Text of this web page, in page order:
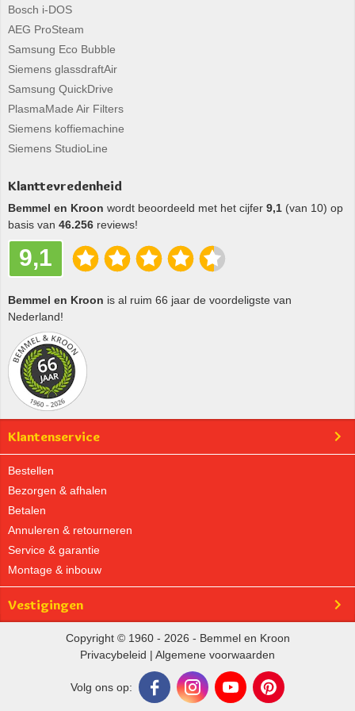
Bosch i-DOS
AEG ProSteam
Samsung Eco Bubble
Siemens glassdraftAir
Samsung QuickDrive
PlasmaMade Air Filters
Siemens koffiemachine
Siemens StudioLine
Klanttevredenheid
Bemmel en Kroon wordt beoordeeld met het cijfer 9,1 (van 10) op
basis van 46.256 reviews!
9,1
Bemmel en Kroon is al ruim 66 jaar de voordeligste van
Nederland!
Klantenservice
Bestellen
Bezorgen & afhalen
Betalen
Annuleren & retourneren
Service & garantie
Montage & inbouw
Vestigingen
Copyright © 1960 - 2026 - Bemmel en Kroon
Privacybeleid | Algemene voorwaarden
Volg ons op: